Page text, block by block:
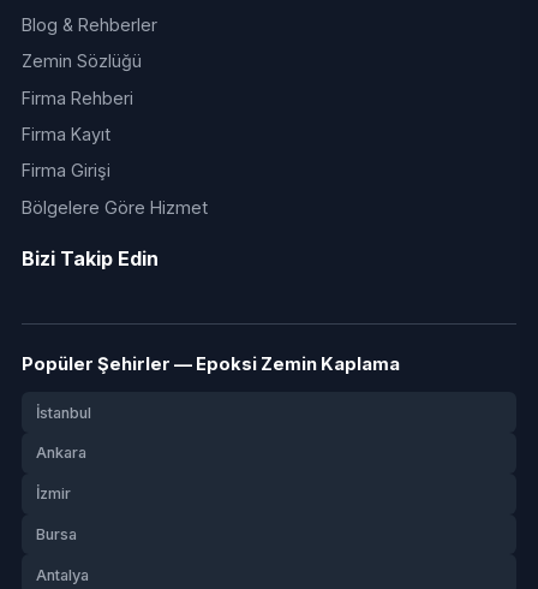
Blog & Rehberler
Zemin Sözlüğü
Firma Rehberi
Firma Kayıt
Firma Girişi
Bölgelere Göre Hizmet
Bizi Takip Edin
Popüler Şehirler — Epoksi Zemin Kaplama
İstanbul
Ankara
İzmir
Bursa
Antalya